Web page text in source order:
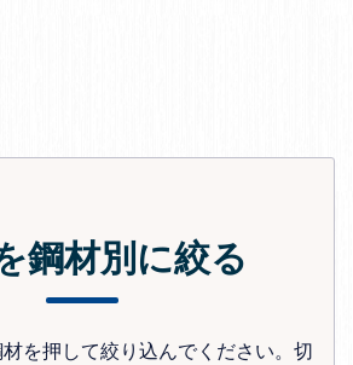
鋼材別に絞る
を押して絞り込んでください。切